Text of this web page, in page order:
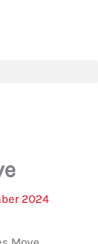
2024